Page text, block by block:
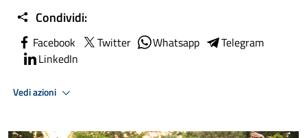
Condividi:
Facebook Twitter Whatsapp
Telegram
LinkedIn
Vedi azioni